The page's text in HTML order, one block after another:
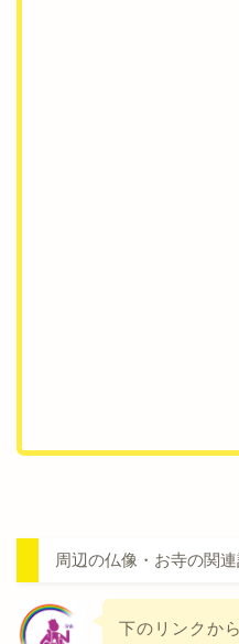
周辺の仏像・お寺の関
下のリンクか